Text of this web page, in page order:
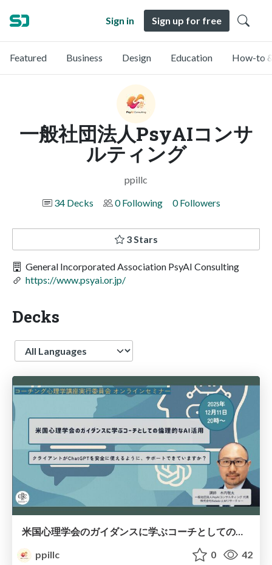
Sign in Sign up for free
Featured Business Design Education How-to
一般社団法人PsyAIコンサ
ルティング
ppillc
34 Decks
0 Following 0 Followers
3 Stars
General Incorporated Association PsyAI Consulting
https://www.psyai.or.jp/
Decks
Language
米国心理学会のガイダンスに学ぶコーチとしての倫理的なAI活用
ppillc
0 42